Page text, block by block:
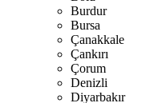
Burdur
Bursa
Çanakkale
Çankırı
Çorum
Denizli
Diyarbakır